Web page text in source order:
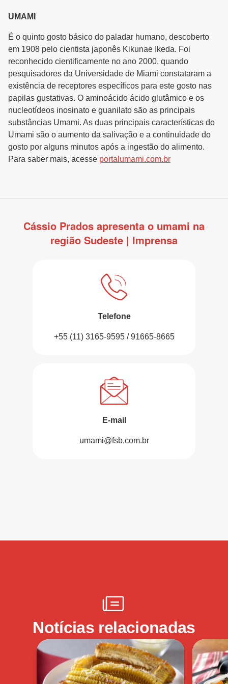
UMAMI
É o quinto gosto básico do paladar humano, descoberto
em 1908 pelo cientista japonês Kikunae Ikeda. Foi
reconhecido cientificamente no ano 2000, quando
pesquisadores da Universidade de Miami constataram a
existência de receptores específicos para este gosto nas
papilas gustativas. O aminoácido ácido glutâmico e os
nucleotídeos inosinato e guanilato são as principais
substâncias Umami. As duas principais características do
Umami são o aumento da salivação e a continuidade do
gosto por alguns minutos após a ingestão do alimento.
Para saber mais, acesse portalumami.com.br
Cássio Prados apresenta o umami na
região Sudeste | Imprensa
Telefone
+55 (11) 3165-9595 / 91665-8665
E-mail
umami@fsb.com.br
Notícias relacionadas